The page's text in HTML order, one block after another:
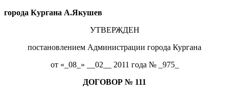
города Кургана А.Якушев
УТВЕРЖДЕН
постановлением Администрации города Кургана
от «_08_» __02__ 2011 года № _975_
ДОГОВОР № 111